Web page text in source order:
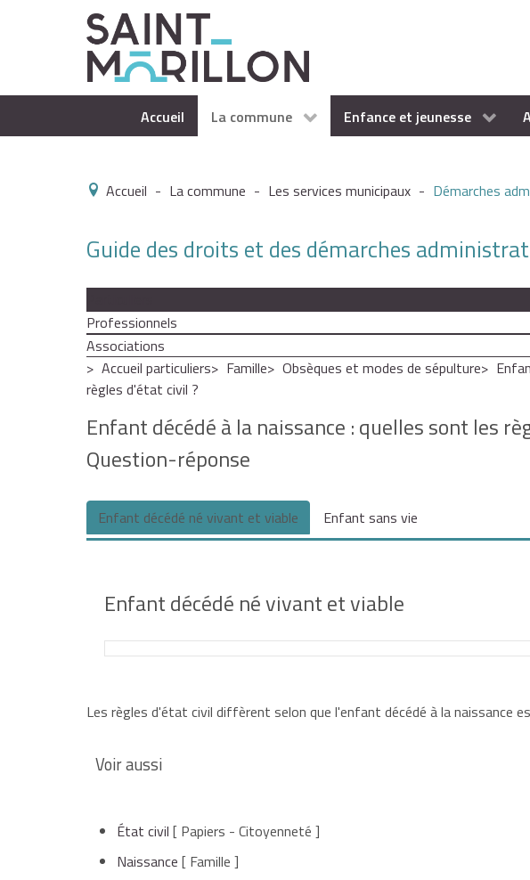
Accueil La commune Enfance et jeunesse
Accueil - La commune - Les services municipaux - Démarches
Guide des droits et des démarches
Professionnels
Associations
Accueil particuliers
Famille Obsèques et modes de sépulture
règles d'état civil ?
Enfant décédé à la naissance : quelles sont les
Question-réponse
Enfant décédé né vivant et viable Enfant sans vie
Enfant décédé né vivant et viable
naissanceet un acte de décès.
Vous devez fournir un certificat médical :
indiquant que votre enfant est né vivant et viable,
Les règles d'état civil diffèrent selon que l'enfant décédé à la naissance
Voir aussi
État civil [ Papiers - Citoyenneté ]
Naissance [ Famille ]